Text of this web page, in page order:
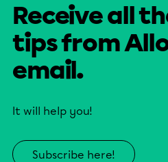
Receive all
tips from
email.
It will help you!
Subscribe here!